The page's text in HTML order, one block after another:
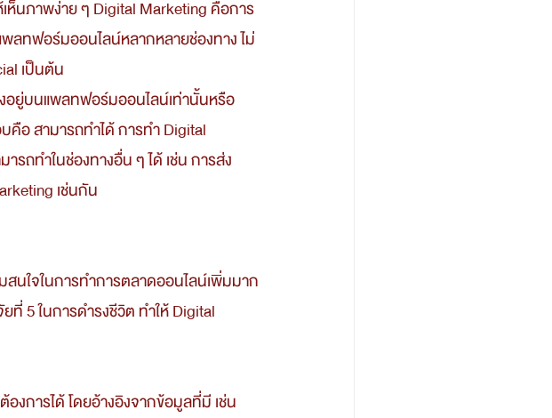
ห็นภาพง่าย ๆ Digital Marketing คือการ
ลทฟอร์มออนไลน์หลากหลายช่องทาง ไม่
เป็นต้น
คือ สามารถทำได้ การทำ Digital
รถทำในช่องทางอื่น ๆ ได้ เช่น การส่ง
เช่นกัน
5 ในการดำรงชีวิต ทำให้ Digital